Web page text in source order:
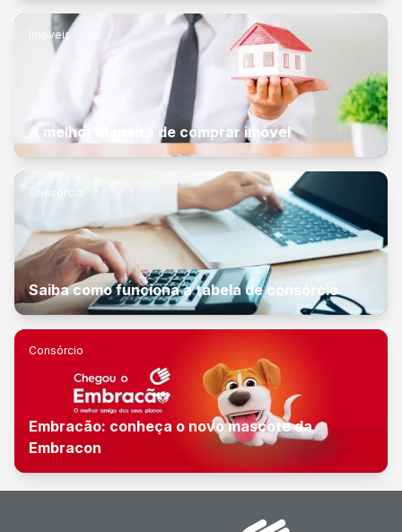
Imóveis
A melhor maneira de comprar imóvel
Consórcio
Saiba como funciona a tabela de consórcio
Consórcio
Embracão: conheça o novo mascote da
Embracon